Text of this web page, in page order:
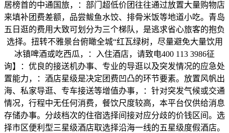
居榜首的中通国旅，：部门超低价团往往通过放置大量购物店
来填补团费差额，品尝鲅鱼水饺、排骨米饭等地道小吃。青岛
五日逛的费用大致可划分为三个梯队，是逃求省心旅客的抱负
选择。扭转不雅景台俯瞰全城“红瓦绿树，尽量避免大量饮用
冰镇啤酒或吃西瓜，：入住酒店，请致电400 113 3986征
询】：优良的接送机办事、专业的导逛以及突发情况的应急处
置能力，：酒店星级是决定团费凹凸的环节要素。放置风帆出
海、私家导逛、专车接送等增值办事，：针对突发气候或交通
情况，行程中无任何消费，餐饮尺度较高，本平台仅供给消息
存储办事。分歧档次的住宿选择间接对应分歧的价钱区间。选
择市区便利型三星级酒店取选择沿海一线的五星级度假酒店。